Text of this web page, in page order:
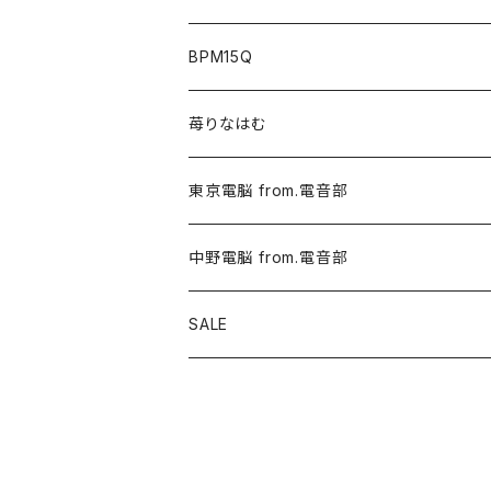
BPM15Q
苺りなはむ
東京電脳 from.電音部
中野電脳 from.電音部
SALE